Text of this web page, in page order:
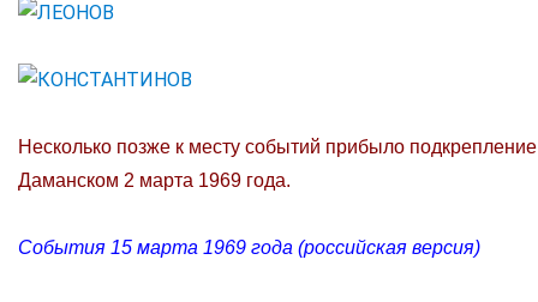
Несколько позже к месту событий прибыло
Даманском 2 марта 1969 года.
События 15 марта 1969 года (российская версия)